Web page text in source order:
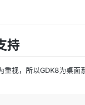
持
视，所以GDK8为桌面